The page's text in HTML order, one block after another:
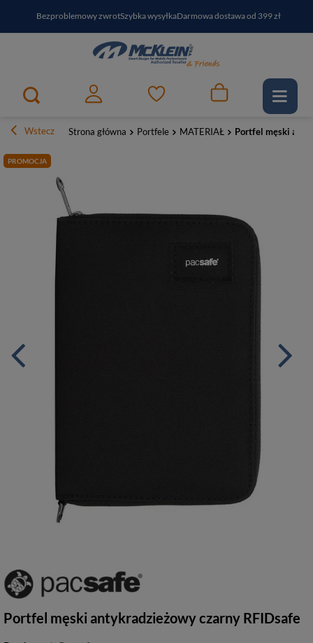
Bezproblemowy zwrotSzybka wysyłkaDarmowa dostawa od 399 zł
PayPo - kup i zapłać za30 dniZapisz się do newslettera i odbierz RABAT
Wstecz Strona główna Portfele MATERIAŁ Portfel męski
PROMOCJA
Portfel męski antykradzieżowy czarny RFIDsafe